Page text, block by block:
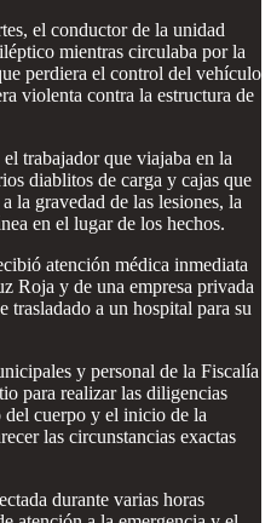
el conductor de la unidad
mientras circulaba por la
perdiera el control del vehículo
violenta contra la estructura de
trabajador que viajaba en la
diablitos de carga y cajas que
la gravedad de las lesiones, la
en el lugar de los hechos.
atención médica inmediata
Roja y de una empresa privada
trasladado a un hospital para su
y personal de la Fiscalía
para realizar las diligencias
del cuerpo y el inicio de la
las circunstancias exactas
durante varias horas